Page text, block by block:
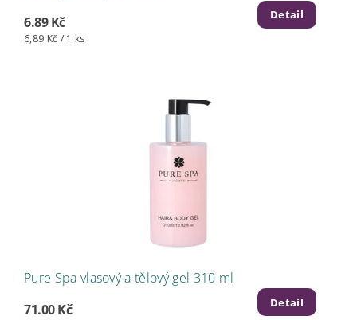
6.89 Kč
6,89 Kč / 1 ks
Detail
Pure Spa vlasový a tělový gel 310 ml
71.00 Kč
Detail